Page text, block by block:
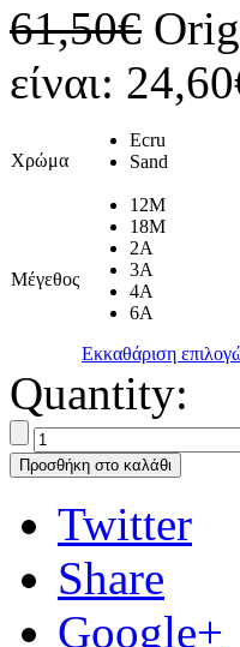
61,50€
είναι:
Χρώμα
Ecru
Sand
Μέγεθος
12M
18M
2A
3A
4A
6A
Εκκαθάριση
Quantity:
Προσθήκη στο καλάθι
Twitter
Share
Google+